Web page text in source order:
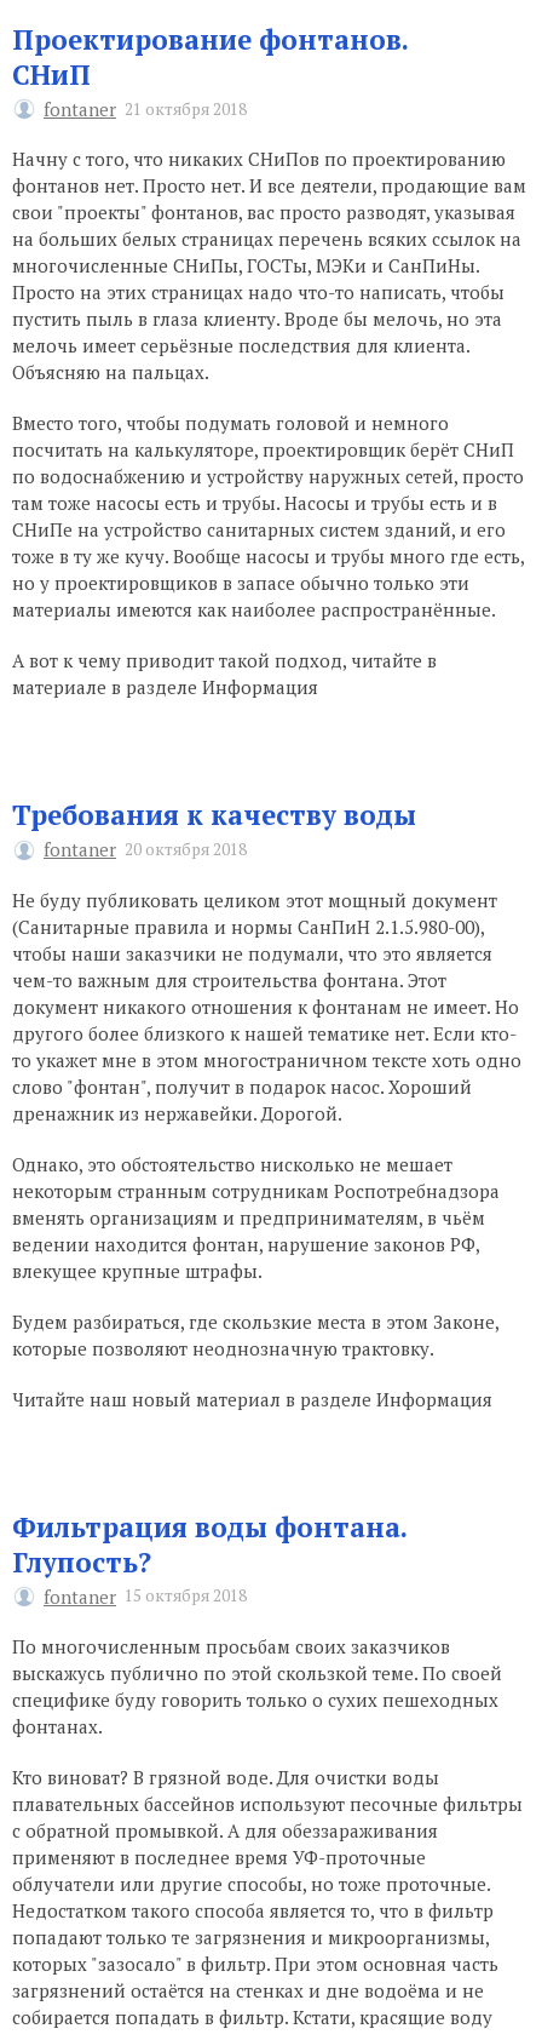
Проектирование фонтанов.
СНиП
fontaner 21 октября 2018
Начну с того, что никаких СНиПов по проектированию
фонтанов нет. Просто нет. И все деятели, продающие вам
свои "проекты" фонтанов, вас просто разводят, указывая
на больших белых страницах перечень всяких ссылок на
многочисленные СНиПы, ГОСТы, МЭКи и СанПиНы.
Просто на этих страницах надо что-то написать, чтобы
пустить пыль в глаза клиенту. Вроде бы мелочь, но эта
мелочь имеет серьёзные последствия для клиента.
Объясняю на пальцах.
Вместо того, чтобы подумать головой и немного
посчитать на калькуляторе, проектировщик берёт СНиП
по водоснабжению и устройству наружных сетей, просто
там тоже насосы есть и трубы. Насосы и трубы есть и в
СНиПе на устройство санитарных систем зданий, и его
тоже в ту же кучу. Вообще насосы и трубы много где есть,
но у проектировщиков в запасе обычно только эти
материалы имеются как наиболее распространённые.
А вот к чему приводит такой подход, читайте в
материале в разделе Информация
Требования к качеству воды
fontaner 20 октября 2018
Не буду публиковать целиком этот мощный документ
(Санитарные правила и нормы СанПиН 2.1.5.980-00),
чтобы наши заказчики не подумали, что это является
чем-то важным для строительства фонтана. Этот
документ никакого отношения к фонтанам не имеет. Но
другого более близкого к нашей тематике нет. Если кто-
то укажет мне в этом многостраничном тексте хоть одно
слово "фонтан", получит в подарок насос. Хороший
дренажник из нержавейки. Дорогой.
Однако, это обстоятельство нисколько не мешает
некоторым странным сотрудникам Роспотребнадзора
вменять организациям и предпринимателям, в чьём
ведении находится фонтан, нарушение законов РФ,
влекущее крупные штрафы.
Будем разбираться, где скользкие места в этом Законе,
которые позволяют неоднозначную трактовку.
Читайте наш новый материал в разделе Информация
Фильтрация воды фонтана.
Глупость?
fontaner 15 октября 2018
По многочисленным просьбам своих заказчиков
выскажусь публично по этой скользкой теме. По своей
специфике буду говорить только о сухих пешеходных
фонтанах.
Кто виноват? В грязной воде. Для очистки воды
плавательных бассейнов используют песочные фильтры
с обратной промывкой. А для обеззараживания
применяют в последнее время УФ-проточные
облучатели или другие способы, но тоже проточные.
Недостатком такого способа является то, что в фильтр
попадают только те загрязнения и микроорганизмы,
которых "зазосало" в фильтр. При этом основная часть
загрязнений остаётся на стенках и дне водоёма и не
собирается попадать в фильтр. Кстати, красящие воду